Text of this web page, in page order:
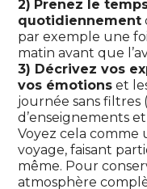
2) Prenez le
quotidiennement
par exemple une
matin avant que
3) Décrivez vos
vos émotions et
journée sans filtres
d’enseignements
Voyez cela
voyage, faisant
même. Pour
atmosphère